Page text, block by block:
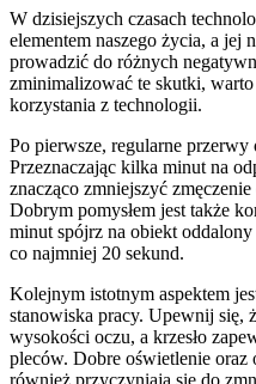
W dzisiejszych czasach
elementem naszego życia, a jej
prowadzić do różnych
zminimalizować te skutki,
korzystania z technologii.
Po pierwsze, regularne przerwy
Przeznaczając kilka minut na
znacząco zmniejszyć
Dobrym pomysłem jest także
minut spójrz na obiekt
co najmniej 20 sekund.
Kolejnym istotnym aspektem
stanowiska pracy. Upewnij się,
wysokości oczu, a krzesło
pleców. Dobre oświetlenie oraz